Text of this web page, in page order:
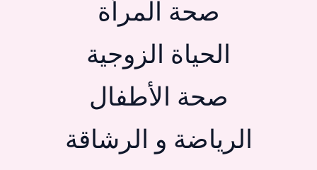
صحة المرأة
الحياة الزوجية
صحة الأطفال
الرياضة و الرشاقة